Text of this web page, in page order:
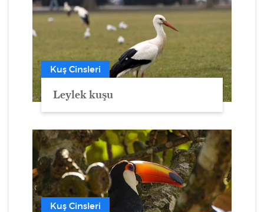
Kuş Cinsleri
Leylek kuşu
Kuş Cinsleri